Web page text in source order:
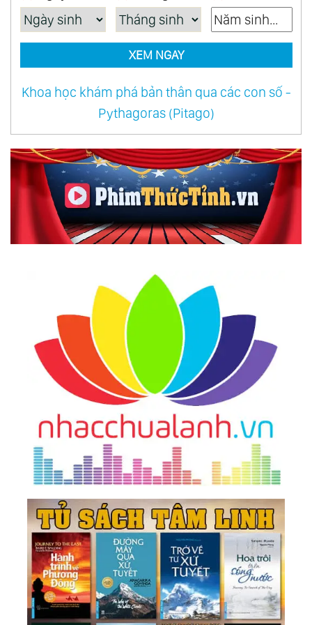
36.Thượng Đế Giảng Chân Lý: Câu 52, Câu 53,
Câu 54
Thượng Đế Giảng Chân Lý: Câu 55, Câu 56
38.
Thượng Đế Giảng Chân Lý: Câu 57, Câu 58
Thượng Đế Giảng Chân Lý: Câu 59
41.Thượng Đế Giảng Chân Lý: Câu 61
42.Thượng Đế Giảng Chân Lý: Câu 62
43. Huấn Từ Của Kim Thân Cha Về “Tình Yêu Của
Cha”
44.Trích Buổi Đàn Cơ 26/6 Mậu Ngọ (1978)
Huấn Từ Của Kim Thân Cha Khi Tiếp Bạn Đạo
Cần Thơ Và Trà Vinh (1978)
47.
Huấn Từ Của Kim Thân Cha Dịp Bạn Đạo Cần
Thơ Và Trà Vinh Chào Từ Biệt (1978)
Huấn Từ Của Kim Thân Cha Tại Tư Thất Bà T. T.
N. (1978)
49. Kim Thân Cha Giảng Về Chữ “Lễ” (1978)
50.Kim Thân Cha Giảng Về Cách Phục Sức Của
Người Tu (1978)
51.Buổi Hội Ngộ Tại Tân Dân Đàn Qua Điển Quang
Giáng Xuống Của Kim Thân Ngọc Đế Và Quán Âm
Nam Hải (1978)
52.Huấn Từ Của Kim Thân Cha Dịp Mồng 1 Tết
Xuân Kỷ Mùi Tại Tân Dân Đàn (1979)
53.Huấn Từ Của Kim Thân Cha Nhân Tân Dân Đàn
XEM NGAY
Khoa học khám phá bản thân qua các con số -
Pythagoras (Pitago)